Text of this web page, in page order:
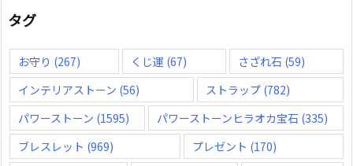
タグ
お守り (267) くじ運 (67) さざれ石 (59)
インテリアストーン (56) ストラップ(782)
パワーストーン (1595) パワーストーンヒラオカ宝石 (335)
ブレスレット (969) プレゼント (170)